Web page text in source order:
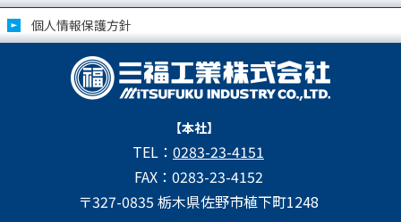
個人情報保護方針
【本社】
TEL： 0283-23-4151
FAX：0283-23-4152
〒327-0835 栃木県佐野市植下町1248